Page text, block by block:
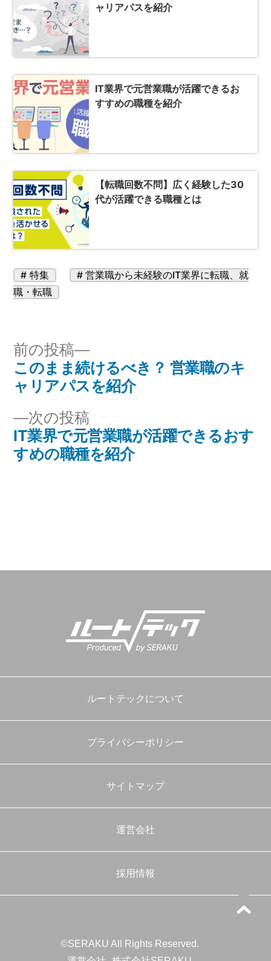
ャリアパスを紹介
IT業界で元営業職が活躍できるお
すすめの職種を紹介
【転職回数不問】広く経験した30
代が活躍できる職種とは
カ
テ
特集
タ
営業職から未経験のIT業界に転職
就
職・転職
投
稿
ビ
ゲ
ン
次の投稿
の
投
IT業界で元営業職が活躍できるおす
すめの職種を紹介
前の投稿
前
の
投
このまま続けるべき？ 営業職のキ
ャリアパスを紹介
ルートテックについて
プライバシーポリシー
サイトマップ
運営会社
採用情報
©SERAKU All Rights Reserved.